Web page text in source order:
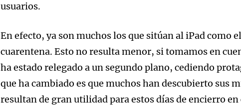
usuarios.
En efecto, ya son muchos los que sitúan al iPad como
cuarentena. Esto no resulta menor, si tomamos en
ha estado relegado a un segundo plano, cediendo
que ha cambiado es que muchos han descubierto sus
resultan de gran utilidad para estos días de encierro en